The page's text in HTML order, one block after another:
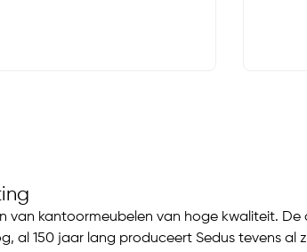
van kantoormeubelen van hoge kwaliteit.
al 150 jaar lang produceert Sedus tevens